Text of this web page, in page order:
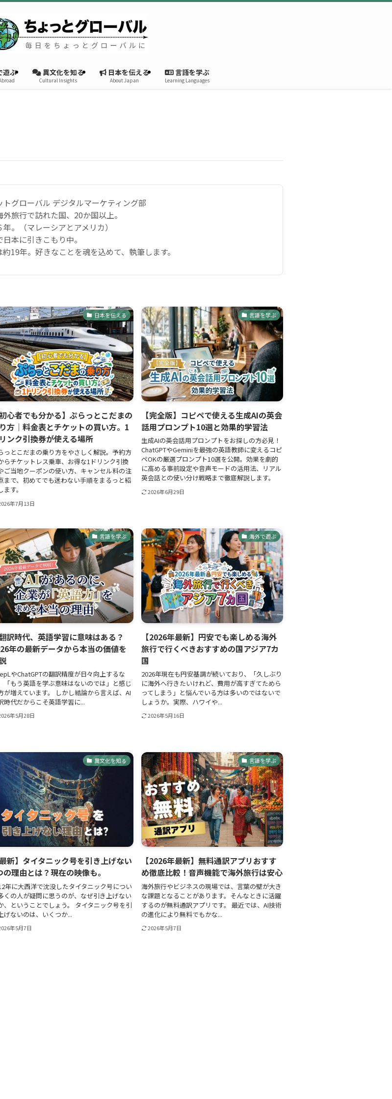
遊ぶ 異文化を知る
Cultural Insights
日本を伝える
About Japan
言語を学ぶ
Learning Languages
トグローバル デジタルマーケティング部
旅行で訪れた国、20か国以上。
。（マレーシアとアメリカ）
本に引きこもり中。
19年。好きなことを魂を込めて、執筆します。
日本を伝える
初心者でも分かる】ぷらっとこだまの
方｜料金表とチケットの買い方。1
ンク引換券が使える場所
っとこだまの乗り方をやさしく解説。予約方
らチケットレス乗車、お得な1ドリンク引換
ご当地クーポンの使い方、キャンセル料の注
まで、初めてでも迷わない手順をまるっと紹
ます。
年7月13日
言語を学ぶ
【完全版】コピペで使える生成AIの英会
話用プロンプト10選と効果的学習法
生成AIの英会話用プロンプトをお探しの方必見！
ChatGPTやGeminiを最強の英語教師に変えるコピ
ペOKの厳選プロンプト10選を公開。効果を劇的
に高める事前設定や音声モードの活用法、リアル
英会話との使い分け戦略まで徹底解説します。
2026年6月29日
言語を学ぶ
訳時代、英語学習に意味はある？
年の最新データから本当の価値を
やChatGPTの翻訳精度が日々向上するな
「もう英語を学ぶ意味はないのでは」と感じ
が増えています。 しかし結論から言えば、AI
時代だからこそ英語学習に...
年5月28日
海外で遊ぶ
【2026年最新】円安でも楽しめる海外
旅行で行くべきおすすめの国アジア7カ
国
2026年現在も円安基調が続いており、「久しぶり
に海外へ行きたいけれど、費用が高すぎてためら
ってしまう」と悩んでいる方は多いのではないで
しょうか。実際、ハワイや...
2026年5月16日
異文化を知る
最新】タイタニック号を引き上げない
の理由とは？現在の映像も。
年に大西洋で沈没したタイタニック号につい
くの人が疑問に思うのが、なぜ引き上げない
、ということでしょう。 タイタニック号を引
げないのは、いくつか...
年5月7日
言語を学ぶ
【2026年最新】無料通訳アプリおすす
め徹底比較！音声機能で海外旅行は安心
海外旅行やビジネスの現場では、言葉の壁が大き
な課題となることがあります。そんなときに活躍
するのが無料通訳アプリです。 最近では、AI技術
の進化により無料でもかな...
2026年5月7日